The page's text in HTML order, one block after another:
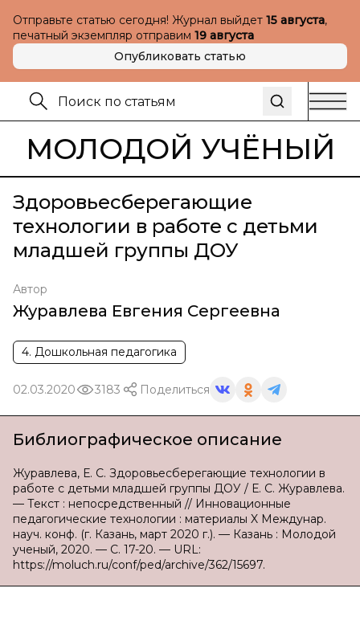
Отправьте статью сегодня! Журнал выйдет 15 августа,
печатный экземпляр отправим 19 августа
Опубликовать статью
МОЛОДОЙ УЧЁНЫЙ
Здоровьесберегающие
технологии в работе с детьми
младшей группы ДОУ
Автор
Журавлева Евгения Сергеевна
4. Дошкольная педагогика
02.03.2020 3183 Поделиться
Библиографическое описание
Журавлева, Е. С. Здоровьесберегающие технологии в
работе с детьми младшей группы ДОУ / Е. С. Журавлева.
— Текст : непосредственный // Инновационные
педагогические технологии : материалы X Междунар.
науч. конф. (г. Казань, март 2020 г.). — Казань : Молодой
ученый, 2020. — С. 17-20. — URL:
https://moluch.ru/conf/ped/archive/362/15697.